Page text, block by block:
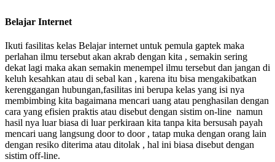
Belajar Internet
Ikuti fasilitas kelas Belajar internet untuk pemula gaptek maka
perlahan ilmu tersebut akan akrab dengan kita , semakin sering
dekat lagi maka akan semakin menempel ilmu tersebut dan jangan di
keluh kesahkan atau di sebal kan , karena itu bisa mengakibatkan
kerenggangan hubungan,fasilitas ini berupa kelas yang isi nya
membimbing kita bagaimana mencari uang atau penghasilan dengan
cara yang efisien praktis atau disebut dengan sistim on-line namun
hasil nya luar biasa di luar perkiraan kita tanpa kita bersusah payah
mencari uang langsung door to door , tatap muka dengan orang lain
dengan resiko diterima atau ditolak , hal ini biasa disebut dengan
sistim off-line.